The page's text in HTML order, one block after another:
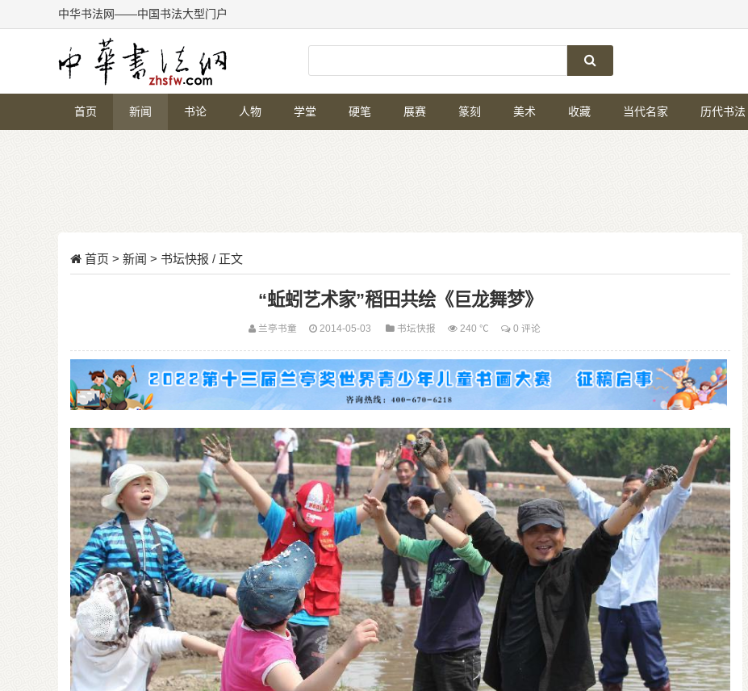
中华书法网——中国书法大型门户
首页 新闻 书论 人物 学堂 硬笔 展赛 篆刻 美术 收藏 当代名家 历代书法
首页 > 新闻 > 书坛快报 / 正文
“蚯蚓艺术家”稻田共绘《巨龙舞梦》
兰亭书童 2014-05-03 书坛快报 240 ℃ 0 评论